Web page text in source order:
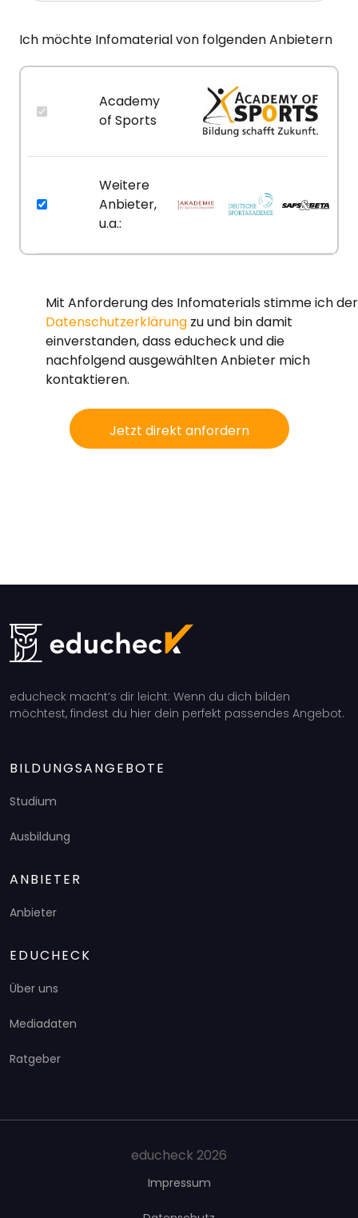
Ich möchte Infomaterial von folgenden Anbietern
Academy
of Sports
Weitere
Anbieter,
u.a.:
Mit Anforderung des Infomaterials stimme ich der
Datenschutzerklärung zu und bin damit
einverstanden, dass educheck und die
nachfolgend ausgewählten Anbieter mich
kontaktieren.
Jetzt direkt anfordern
educheck macht’s dir leicht: Wenn du dich bilden
möchtest, findest du hier dein perfekt passendes Angebot.
BILDUNGSANGEBOTE
Studium
Ausbildung
ANBIETER
Anbieter
EDUCHECK
Über uns
Mediadaten
Ratgeber
educheck 2026
Impressum